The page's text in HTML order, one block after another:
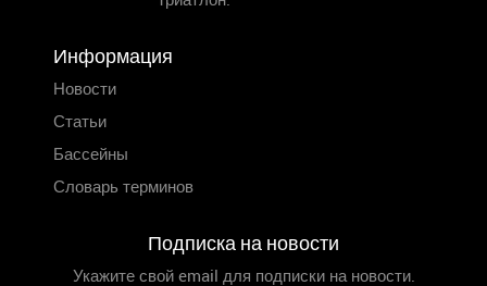
Информация
Новости
Статьи
Бассейны
Словарь терминов
Подписка на новости
Укажите свой email для подписки на новости.